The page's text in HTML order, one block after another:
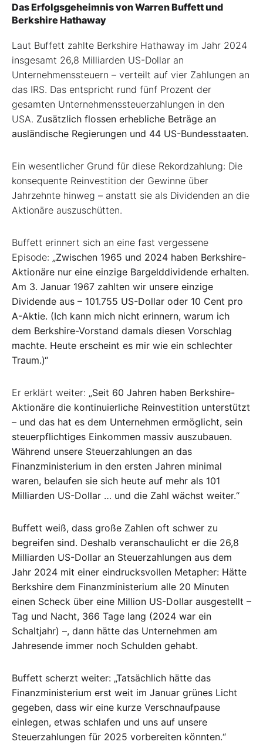
Das Erfolgsgeheimnis von Warren Buffett und
Berkshire Hathaway
Laut Buffett zahlte Berkshire Hathaway im Jahr 2024
insgesamt 26,8 Milliarden US-Dollar an
Unternehmenssteuern – verteilt auf vier Zahlungen an
das IRS. Das entspricht rund fünf Prozent der
gesamten Unternehmenssteuerzahlungen in den
USA. Zusätzlich flossen erhebliche Beträge an
ausländische Regierungen und 44 US-Bundesstaaten.
Ein wesentlicher Grund für diese Rekordzahlung: Die
konsequente Reinvestition der Gewinne über
Jahrzehnte hinweg – anstatt sie als Dividenden an die
Aktionäre auszuschütten.
Buffett erinnert sich an eine fast vergessene
Episode: „Zwischen 1965 und 2024 haben Berkshire-
Aktionäre nur eine einzige Bargelddividende erhalten.
Am 3. Januar 1967 zahlten wir unsere einzige
Dividende aus – 101.755 US-Dollar oder 10 Cent pro
A-Aktie. (Ich kann mich nicht erinnern, warum ich
dem Berkshire-Vorstand damals diesen Vorschlag
machte. Heute erscheint es mir wie ein schlechter
Traum.)“
Er erklärt weiter: „Seit 60 Jahren haben Berkshire-
Aktionäre die kontinuierliche Reinvestition unterstützt
– und das hat es dem Unternehmen ermöglicht, sein
steuerpflichtiges Einkommen massiv auszubauen.
Während unsere Steuerzahlungen an das
Finanzministerium in den ersten Jahren minimal
waren, belaufen sie sich heute auf mehr als 101
Milliarden US-Dollar … und die Zahl wächst weiter.“
Buffett weiß, dass große Zahlen oft schwer zu
begreifen sind. Deshalb veranschaulicht er die 26,8
Milliarden US-Dollar an Steuerzahlungen aus dem
Jahr 2024 mit einer eindrucksvollen Metapher: Hätte
Berkshire dem Finanzministerium alle 20 Minuten
einen Scheck über eine Million US-Dollar ausgestellt –
Tag und Nacht, 366 Tage lang (2024 war ein
Schaltjahr) –, dann hätte das Unternehmen am
Jahresende immer noch Schulden gehabt.
Buffett scherzt weiter: „Tatsächlich hätte das
Finanzministerium erst weit im Januar grünes Licht
gegeben, dass wir eine kurze Verschnaufpause
einlegen, etwas schlafen und uns auf unsere
Steuerzahlungen für 2025 vorbereiten könnten.“